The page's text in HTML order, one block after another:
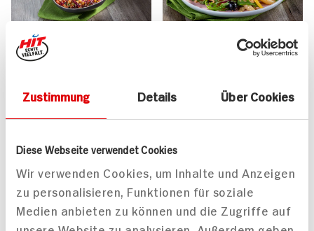
Zustimmung Details Über Cookies
Diese Webseite verwendet Cookies
Wir verwenden Cookies, um Inhalte und Anzeigen
zu personalisieren, Funktionen für soziale
Medien anbieten zu können und die Zugriffe auf
Burger Bowl mit Quinoa,
vegetarischen Burger
Kichererbsen und
50 min
Vegetarisch
Leicht
Vegan